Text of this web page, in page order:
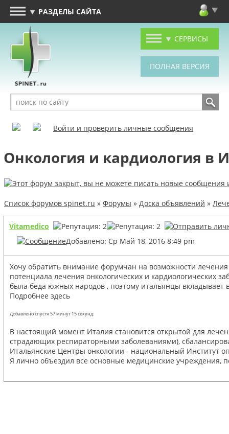
РАЗДЕЛЫ САЙТА
СЕРВИСЫ
Войти и проверить личные сообщения
Онкология и кардиология в
Список форумов spinet.ru » Форумы » Доска объявлений »
Vitamedico
Добавлено: Ср Май 18, 2016 8:49 pm
Хочу обратить внимание форумчан на возможности
потенциала лечения онкологических и кардиологических
была беда южных народов , поэтому итальянцы вкладывает
Подробнее здесь
Добавлено спустя 57 минут 15 секунд:
В настоящий момент Италия становится открытой для
страдающих респираторными заболеваниями),
Итальянские Центры онкологии - национальный Институт
Я лично объездил все основные медицинские учреждения,